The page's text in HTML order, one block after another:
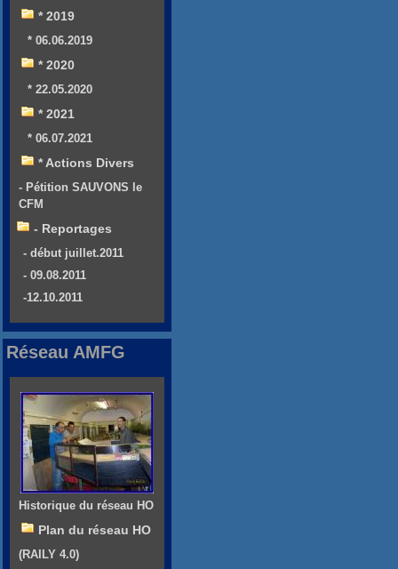
* 2019
* 06.06.2019
* 2020
* 22.05.2020
* 2021
* 06.07.2021
* Actions Divers
- Pétition SAUVONS le
CFM
- Reportages
- début juillet.2011
- 09.08.2011
-12.10.2011
Réseau AMFG
Historique du réseau HO
Plan du réseau HO
(RAILY 4.0)